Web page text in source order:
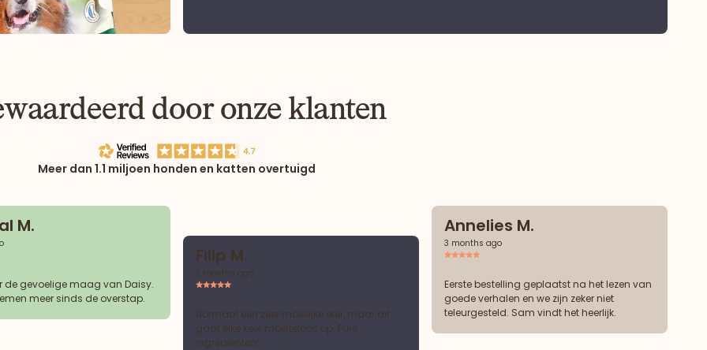
door onze klanten
Meer dan 1.1 miljoen honden en katten overtuigd
M.
de gevoelige maag van Daisy.
meer sinds de overstap.
Filip M.
3 months ago
Normaal een zeer moeilijke eter, maar dit
gaat elke keer moeiteloos op. Pure
ingrediënten!
Annelies M.
3 months ago
Eerste bestelling geplaatst na het lezen van
goede verhalen en we zijn zeker niet
teleurgesteld. Sam vindt het heerlijk.